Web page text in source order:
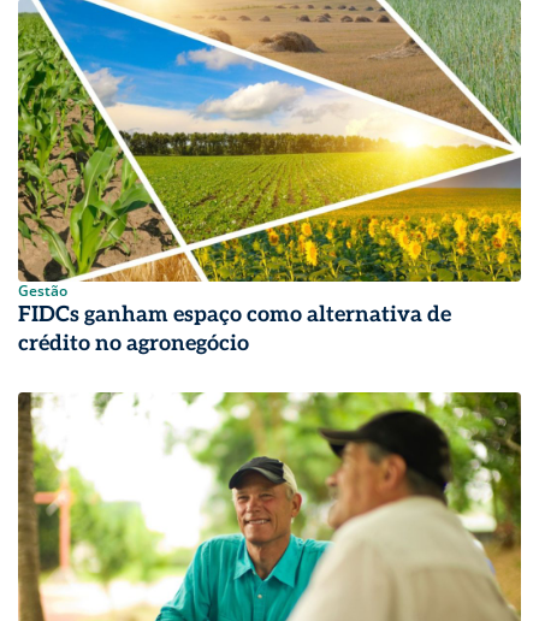
Gestão
FIDCs ganham espaço como alternativa de
crédito no agronegócio